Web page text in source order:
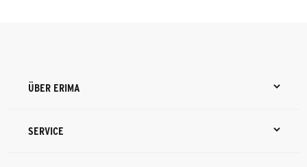
ÜBER ERIMA
SERVICE